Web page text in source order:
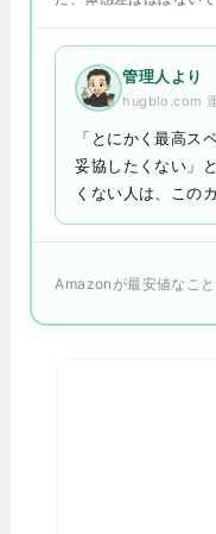
管理人より
hugblo.com
「とにかく最高ス
妥協したくない」
くない人は、この
Amazonが最安値なこ